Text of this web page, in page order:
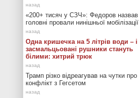
«200+ тисяч у СЗЧ»: Федоров назвав
головні провали нинішньої мобілізації
Одна кришечка на 5 літрів води – і
засмальцьовані рушники стануть
білими: хитрий трюк
Трамп різко відреагував на чутки про
конфлікт з Гегсетом